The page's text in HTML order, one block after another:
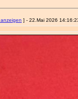
anzeigen ] - 22.Mai 2026